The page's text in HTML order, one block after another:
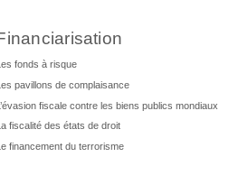
Les fonds à risque
pavillons de complaisance
fiscale contre les biens publics mondiaux
La fiscalité des états de droit
financement du terrorisme